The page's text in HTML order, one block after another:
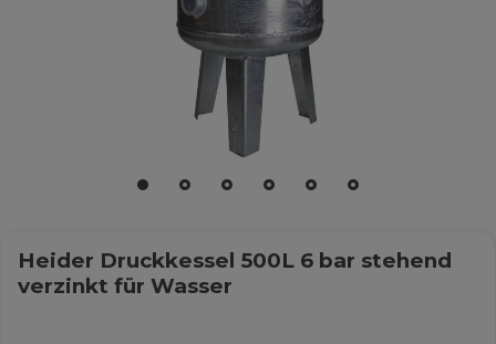
Heider Druckkessel 500L 6 bar stehend
verzinkt für Wasser